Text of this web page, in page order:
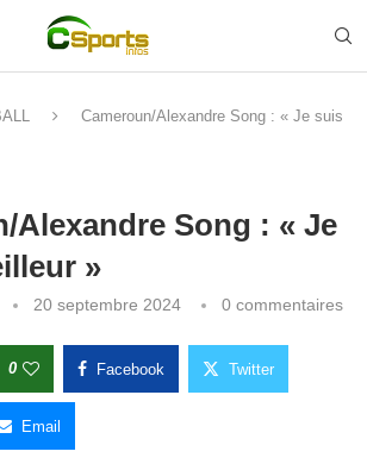
Cameroun/Alexandre Song : « Je suis
Alexandre Song : « Je
»
20 septembre 2024 0 commentaires
0 Facebook Twitter
Email